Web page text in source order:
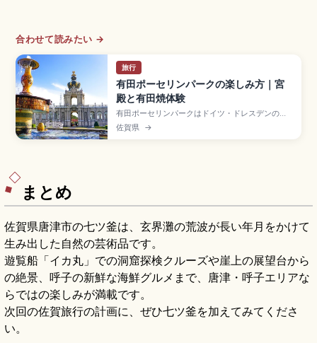
合わせて読みたい →
旅行
有田ポーセリンパークの楽しみ方｜宮
殿と有田焼体験
有田ポーセリンパークはドイツ・ドレスデンのツ
ヴィンガー宮殿を模した佐賀県有田町のテーマパ
ーク。入場・駐車場ともに無料で、宮殿前のバロ
佐賀県 →
まとめ
佐賀県唐津市の七ツ釜は、玄界灘の荒波が長い年月をかけて
生み出した自然の芸術品です。
遊覧船「イカ丸」での洞窟探検クルーズや崖上の展望台から
の絶景、呼子の新鮮な海鮮グルメまで、唐津・呼子エリアな
らではの楽しみが満載です。
次回の佐賀旅行の計画に、ぜひ七ツ釜を加えてみてくださ
い。